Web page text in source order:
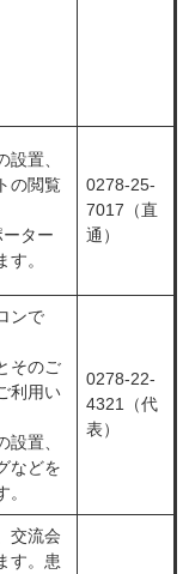
設置、
の閲覧
ター
。
0278-25-
7017（直
通）
ンで
そのご
利用い
設置、
などを
0278-22-
4321（代
表）
交流会
す。患